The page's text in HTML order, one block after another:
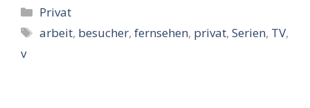
Kategorien
Privat
Schlagwörter
arbeit, besucher,fernsehen, privat,Serien, TV,
v